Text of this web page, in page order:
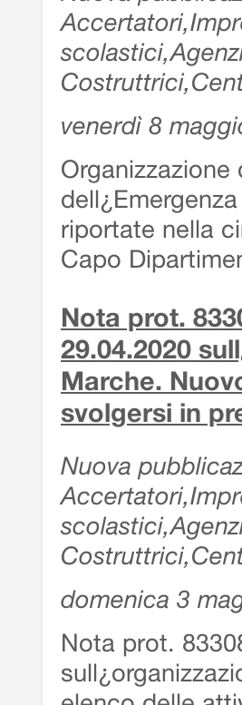
venerdì 8
riportate nella
Capo
Nota prot.
29.04.2020
Marche.
svolgersi in
Nuova
domenica 3
Nota prot.